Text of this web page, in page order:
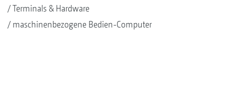
Terminals & Hardware
maschinenbezogene Bedien-Computer